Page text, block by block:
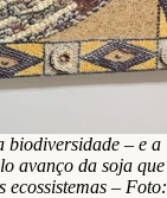
– e a
avanço da soja que
ecossistemas – Foto: